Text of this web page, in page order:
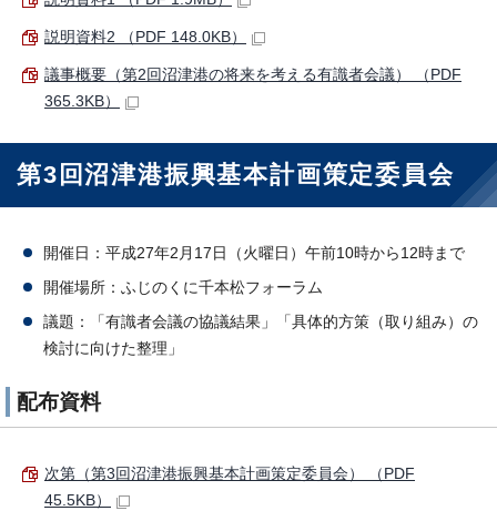
説明資料2 （PDF 148.0KB）
議事概要（第2回沼津港の将来を考える有識者会議） （PDF
365.3KB）
第3回沼津港振興基本計画策定委員会
開催日：平成27年2月17日（火曜日）午前10時から12時まで
開催場所：ふじのくに千本松フォーラム
議題：「有識者会議の協議結果」「具体的方策（取り組み）の
検討に向けた整理」
配布資料
次第（第3回沼津港振興基本計画策定委員会） （PDF
45.5KB）